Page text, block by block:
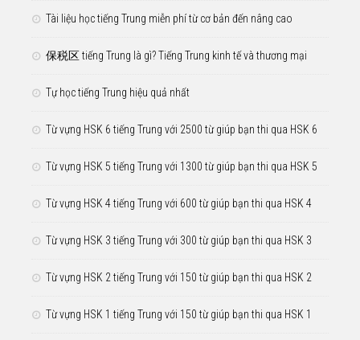
Tài liệu học tiếng Trung miễn phí từ cơ bản đến nâng cao
保税区 tiếng Trung là gì? Tiếng Trung kinh tế và thương mại
Tự học tiếng Trung hiệu quả nhất
Từ vựng HSK 6 tiếng Trung với 2500 từ giúp bạn thi qua HSK 6
Từ vựng HSK 5 tiếng Trung với 1300 từ giúp bạn thi qua HSK 5
Từ vựng HSK 4 tiếng Trung với 600 từ giúp bạn thi qua HSK 4
Từ vựng HSK 3 tiếng Trung với 300 từ giúp bạn thi qua HSK 3
Từ vựng HSK 2 tiếng Trung với 150 từ giúp bạn thi qua HSK 2
Từ vựng HSK 1 tiếng Trung với 150 từ giúp bạn thi qua HSK 1